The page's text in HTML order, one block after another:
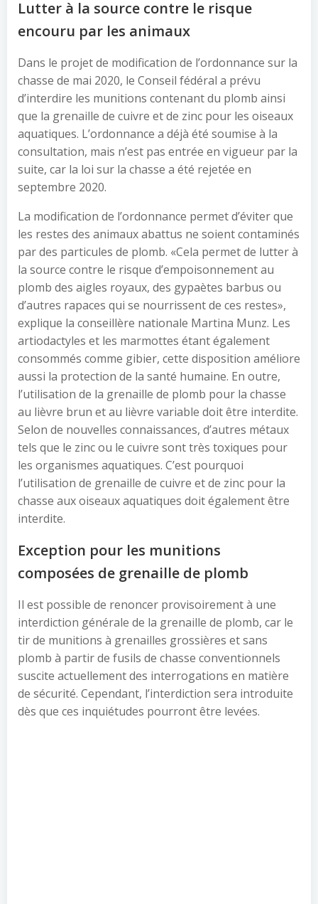
Lutter à la source contre le risque
encouru par les animaux
Dans le projet de modification de l’ordonnance sur la
chasse de mai 2020, le Conseil fédéral a prévu
d’interdire les munitions contenant du plomb ainsi
que la grenaille de cuivre et de zinc pour les oiseaux
aquatiques. L’ordonnance a déjà été soumise à la
consultation, mais n’est pas entrée en vigueur par la
suite, car la loi sur la chasse a été rejetée en
septembre 2020.
La modification de l’ordonnance permet d’éviter que
les restes des animaux abattus ne soient contaminés
par des particules de plomb. «Cela permet de lutter à
la source contre le risque d’empoisonnement au
plomb des aigles royaux, des gypaètes barbus ou
d’autres rapaces qui se nourrissent de ces restes»,
explique la conseillère nationale Martina Munz. Les
artiodactyles et les marmottes étant également
consommés comme gibier, cette disposition améliore
aussi la protection de la santé humaine. En outre,
l’utilisation de la grenaille de plomb pour la chasse
au lièvre brun et au lièvre variable doit être interdite.
Selon de nouvelles connaissances, d’autres métaux
tels que le zinc ou le cuivre sont très toxiques pour
les organismes aquatiques. C’est pourquoi
l’utilisation de grenaille de cuivre et de zinc pour la
chasse aux oiseaux aquatiques doit également être
interdite.
Exception pour les munitions
composées de grenaille de plomb
Il est possible de renoncer provisoirement à une
interdiction générale de la grenaille de plomb, car le
tir de munitions à grenailles grossières et sans
plomb à partir de fusils de chasse conventionnels
suscite actuellement des interrogations en matière
de sécurité. Cependant, l’interdiction sera introduite
dès que ces inquiétudes pourront être levées.